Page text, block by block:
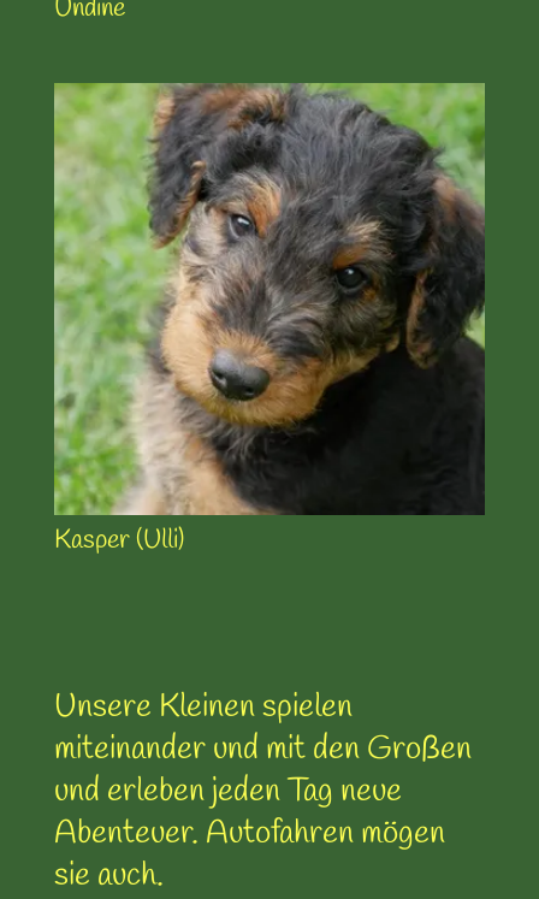
Undine
Kasper (Ulli)
Unsere Kleinen spielen
miteinander und mit den Großen
und erleben jeden Tag neue
Abenteuer. Autofahren mögen
sie auch.